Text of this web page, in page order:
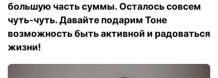
большую часть суммы. Осталось совсем
чуть-чуть. Давайте подарим Тоне
возможность быть активной и радоваться
жизни!